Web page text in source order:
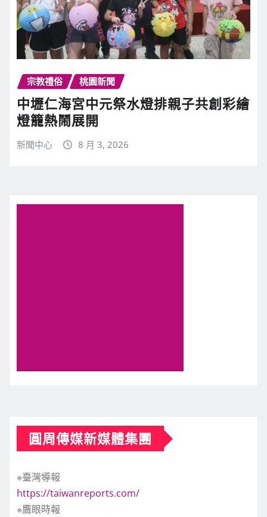
宗教禮俗 桃園新聞
中壢仁海宮中元祭水燈排親子共創彩繪
燈籠熱鬧展開
新聞中心 8 月 3, 2026
圓周傳媒新媒體集團
※臺灣導報
https://taiwanreports.com/
※鷹眼時報